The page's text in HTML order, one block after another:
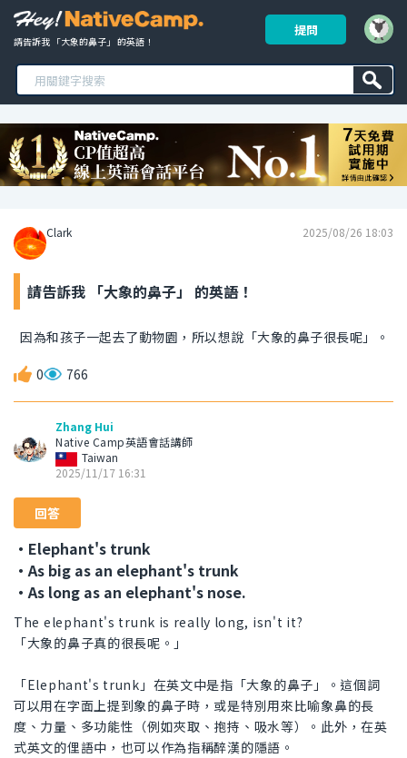
請告訴我 「大象的鼻子」 的英語！
提問
Clark 2025/08/26 18:03
請告訴我 「大象的鼻子」 的英語！
因為和孩子一起去了動物園，所以想說「大象的鼻子很長呢」。
0 766
Zhang Hui
Native Camp英語會話講師
Taiwan
2025/11/17 16:31
回答
・Elephant's trunk
・As big as an elephant's trunk
・As long as an elephant's nose.
The elephant's trunk is really long, isn't it?
「大象的鼻子真的很長呢。」
「Elephant's trunk」在英文中是指「大象的鼻子」。這個詞
可以用在字面上提到象的鼻子時，或是特別用來比喻象鼻的長
度、力量、多功能性（例如夾取、抱持、吸水等）。此外，在英
式英文的俚語中，也可以作為指稱醉漢的隱語。